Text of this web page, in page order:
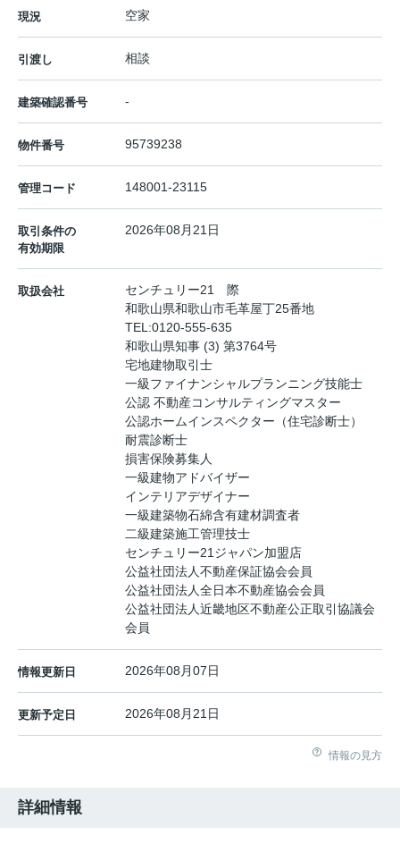
現況 空家
引渡し 相談
建築確認番号 -
物件番号 95739238
管理コード 148001-23115
取引条件の
有効期限
2026年08月21日
取扱会社
センチュリー21 際
和歌山県和歌山市毛革屋丁25番地
TEL:0120-555-635
和歌山県知事 (3) 第3764号
宅地建物取引士
一級ファイナンシャルプランニング技能士
公認 不動産コンサルティングマスター
公認ホームインスペクター（住宅診断士）
耐震診断士
損害保険募集人
一級建物アドバイザー
インテリアデザイナー
一級建築物石綿含有建材調査者
二級建築施工管理技士
センチュリー21ジャパン加盟店
公益社団法人不動産保証協会会員
公益社団法人全日本不動産協会会員
公益社団法人近畿地区不動産公正取引協議会
会員
情報更新日 2026年08月07日
更新予定日 2026年08月21日
情報の見方
詳細情報